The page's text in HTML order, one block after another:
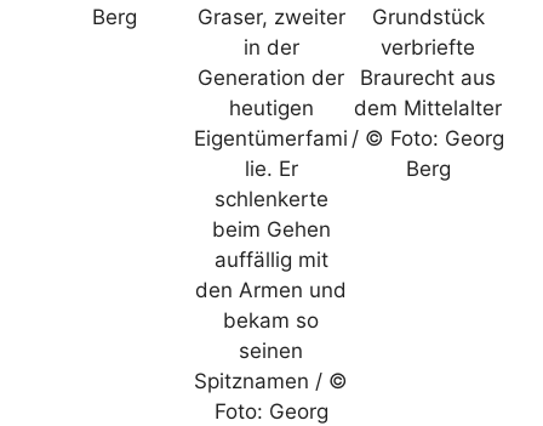
Berg
Graser, zweiter
in der
Generation der
heutigen
Eigentümerfami
lie. Er
schlenkerte
beim Gehen
auffällig mit
den Armen und
bekam so
seinen
Spitznamen / ©
Foto: Georg
Grundstück
verbriefte
Braurecht aus
dem Mittelalter
/ © Foto: Georg
Berg